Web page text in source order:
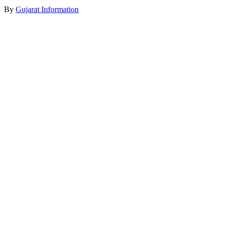
By Gujarat Information